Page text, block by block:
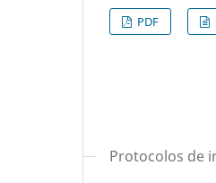
PDF
Protocolos de